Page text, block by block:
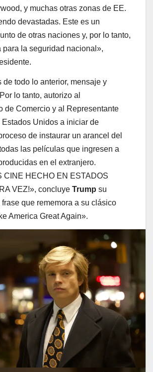
y muchas otras zonas de EE.
devastadas. Este es un
de otras naciones y, por lo tanto,
para la seguridad nacional»,
de todo lo anterior, mensaje y
lo tanto, autorizo ​​al
de Comercio y al Representante
Unidos a iniciar de
de instaurar un arancel del
las películas que ingresen a
en el extranjero.
CINE HECHO EN ESTADOS
VEZ!», concluye Trump su
que rememora a su clásico
America Great Again».